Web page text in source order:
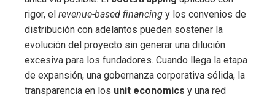
rigor, el revenue-based financing y los convenios de
distribución con adelantos pueden sostener la
evolución del proyecto sin generar una dilución
excesiva para los fundadores. Cuando llega la etapa
de expansión, una gobernanza corporativa sólida, la
transparencia en los unit economics y una red